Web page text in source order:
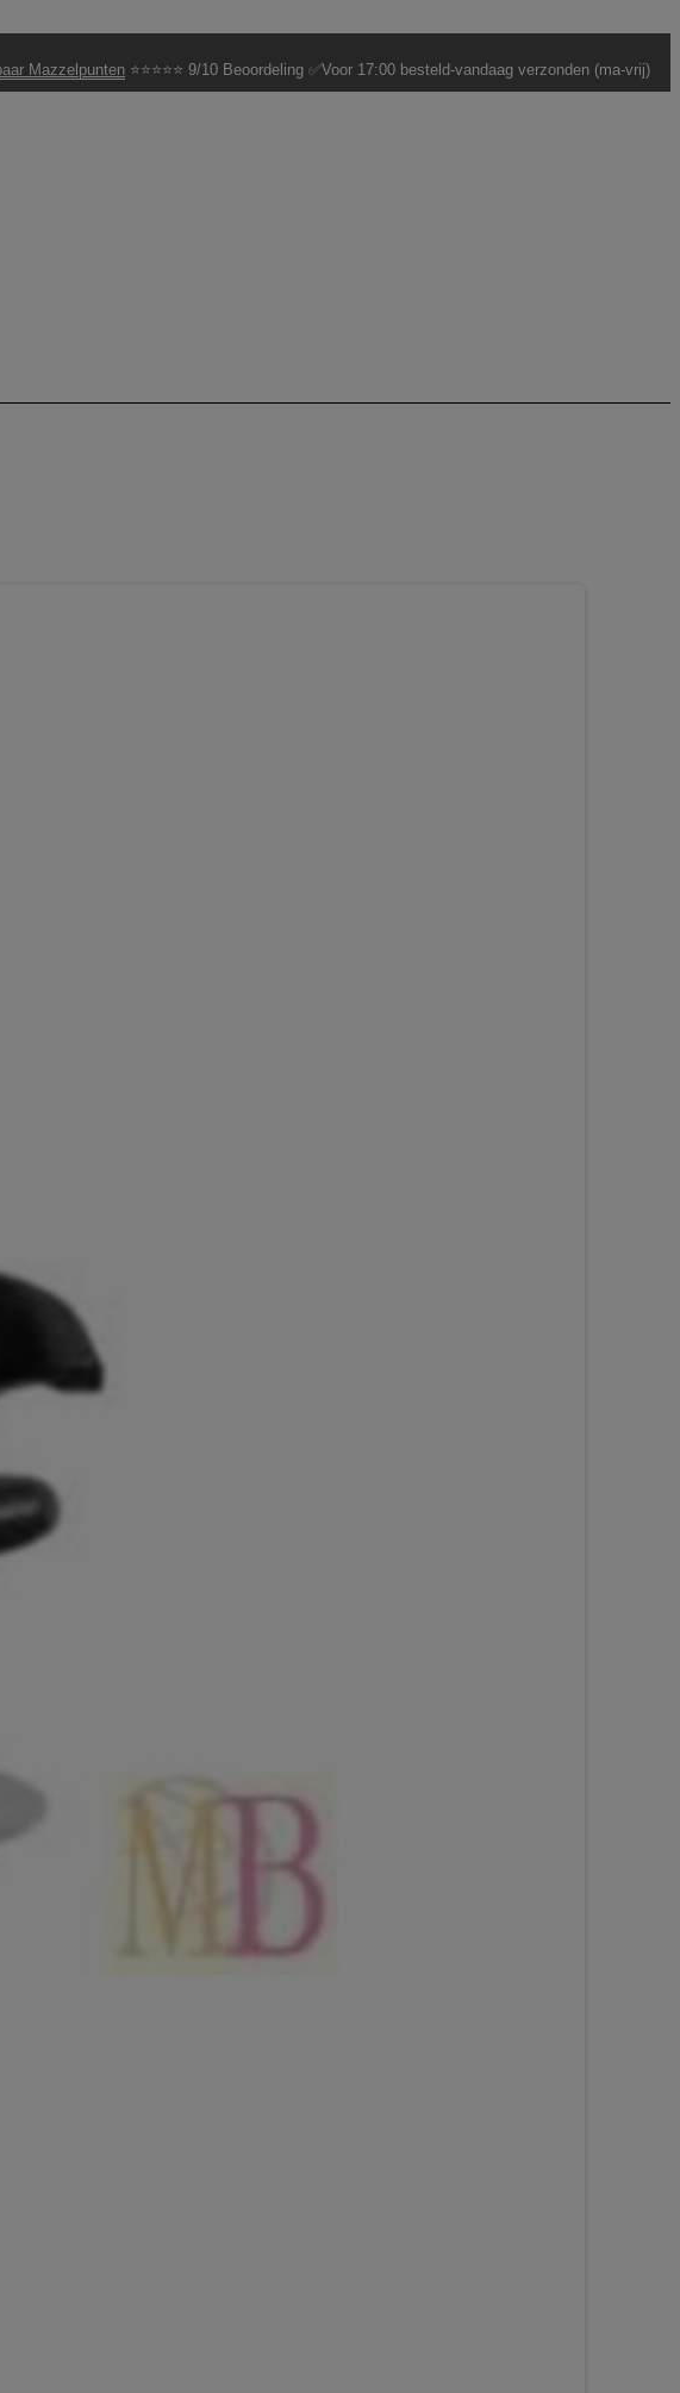
Mazzelpunten ⭐⭐⭐⭐⭐ 9/10 Beoordeling ✅Voor 17:00 besteld-vandaag verzonden (ma-vrij)